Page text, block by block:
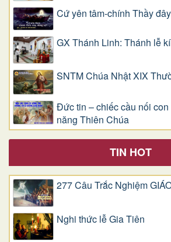
Cứ yên tâm-chính Thầy
GX Thánh Linh: Thánh lễ
SNTM Chúa Nhật XIX
Đức tin – chiếc cầu nối
năng Thiên Chúa
TIN HOT
277 Câu Trắc Nghiệm
Nghi thức lễ Gia Tiên